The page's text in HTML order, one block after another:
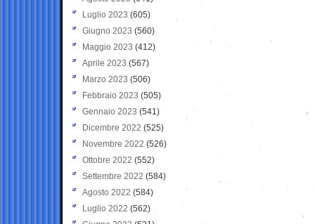
Luglio 2023 (605)
Giugno 2023 (560)
Maggio 2023 (412)
Aprile 2023 (567)
Marzo 2023 (506)
Febbraio 2023 (505)
Gennaio 2023 (541)
Dicembre 2022 (525)
Novembre 2022 (526)
Ottobre 2022 (552)
Settembre 2022 (584)
Agosto 2022 (584)
Luglio 2022 (562)